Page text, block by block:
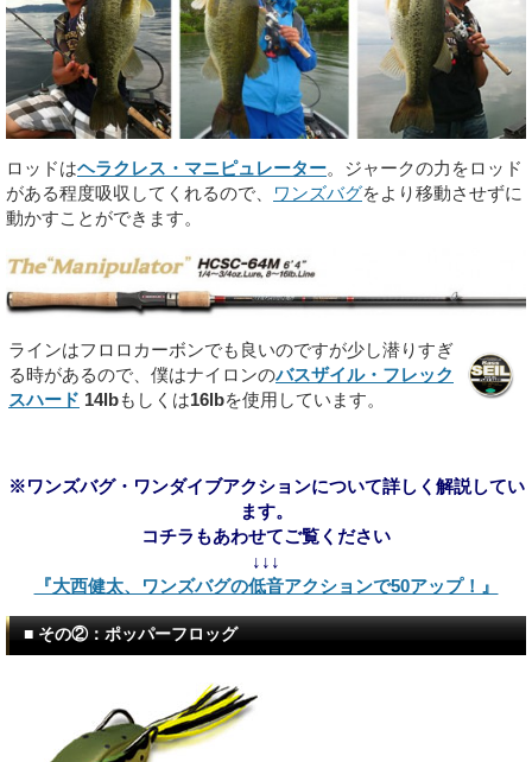
ロッドはヘラクレス・マニピュレーター。ジャークの力をロッド
がある程度吸収してくれるので、
ワンズバグをより移動させずに
動かすことができます。
ラインはフロロカーボンでも良いのですが少し潜りすぎ
る時があるので、僕はナイロンのバスザイル・フレック
スハード 14lbもしくは16lbを使用しています。
※ワンズバグ・ワンダイブアクションについて詳しく解説してい
ます。
コチラもあわせてご覧ください
↓↓↓
『大西健太、ワンズバグの低音アクションで50アップ！』
■ その②：ポッパーフロッグ